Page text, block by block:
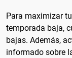
Para maximizar
temporada baja,
bajas. Además,
informado sobre